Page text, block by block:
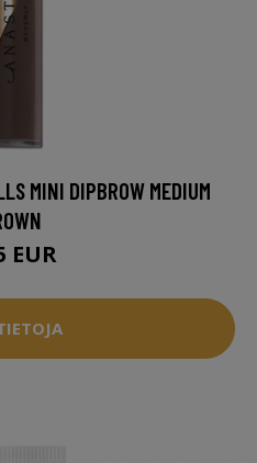
MINI DIPBROW MEDIUM
EUR